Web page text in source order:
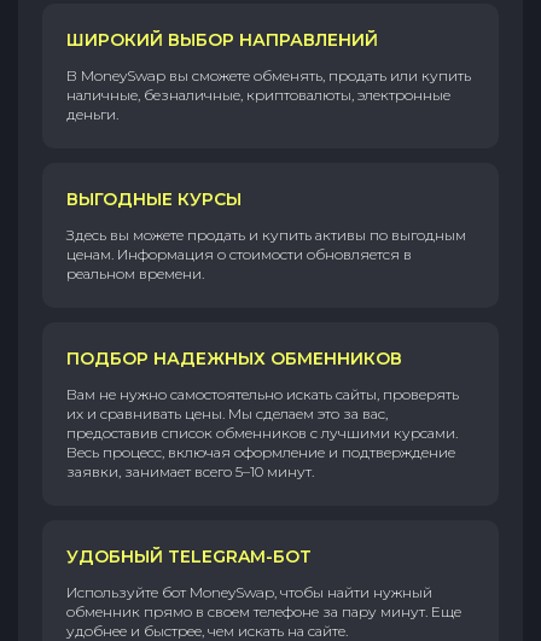
ШИРОКИЙ ВЫБОР НАПРАВЛЕНИЙ
В MoneySwap вы сможете обменять, продать или купить
наличные, безналичные, криптовалюты, электронные
деньги.
ВЫГОДНЫЕ КУРСЫ
Здесь вы можете продать и купить активы по выгодным
ценам. Информация о стоимости обновляется в
реальном времени.
ПОДБОР НАДЕЖНЫХ ОБМЕННИКОВ
Вам не нужно самостоятельно искать сайты, проверять
их и сравнивать цены. Мы сделаем это за вас,
предоставив список обменников с лучшими курсами.
Весь процесс, включая оформление и подтверждение
заявки, занимает всего 5–10 минут.
УДОБНЫЙ TELEGRAM-БОТ
Используйте бот MoneySwap, чтобы найти нужный
обменник прямо в своем телефоне за пару минут. Еще
удобнее и быстрее, чем искать на сайте.